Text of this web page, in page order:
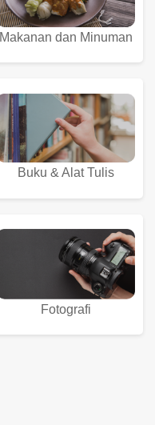
Makanan dan Minuman
Buku & Alat Tulis
Fotografi